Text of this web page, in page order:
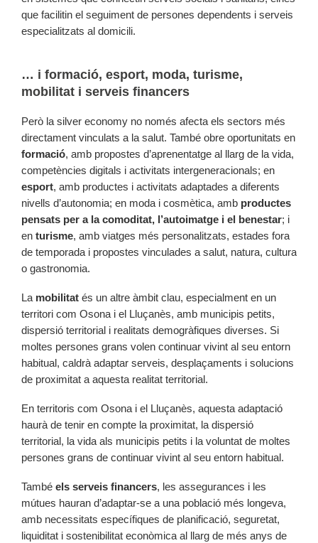
que facilitin el seguiment de persones dependents i serveis
especialitzats al domicili.
… i formació, esport, moda, turisme,
mobilitat i serveis financers
Però la silver economy no només afecta els sectors més
directament vinculats a la salut. També obre oportunitats en
formació, amb propostes d’aprenentatge al llarg de la vida,
competències digitals i activitats intergeneracionals; en
esport, amb productes i activitats adaptades a diferents
nivells d’autonomia; en moda i cosmètica, amb productes
pensats per a la comoditat, l’autoimatge i el benestar; i
en turisme, amb viatges més personalitzats, estades fora
de temporada i propostes vinculades a salut, natura, cultura
o gastronomia.
La mobilitat és un altre àmbit clau, especialment en un
territori com Osona i el Lluçanès, amb municipis petits,
dispersió territorial i realitats demogràfiques diverses. Si
moltes persones grans volen continuar vivint al seu entorn
habitual, caldrà adaptar serveis, desplaçaments i solucions
de proximitat a aquesta realitat territorial.
En territoris com Osona i el Lluçanès, aquesta adaptació
haurà de tenir en compte la proximitat, la dispersió
territorial, la vida als municipis petits i la voluntat de moltes
persones grans de continuar vivint al seu entorn habitual.
També els serveis financers, les assegurances i les
mútues hauran d’adaptar-se a una població més longeva,
amb necessitats específiques de planificació, seguretat,
liquiditat i sostenibilitat econòmica al llarg de més anys de